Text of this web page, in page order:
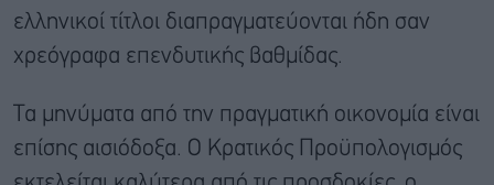
ελληνικοί τίτλοι διαπραγματεύονται ήδη σαν
χρεόγραφα επενδυτικής βαθμίδας.
Τα μηνύματα από την πραγματική οικονομία είναι
επίσης αισιόδοξα. Ο Κρατικός Προϋπολογισμός